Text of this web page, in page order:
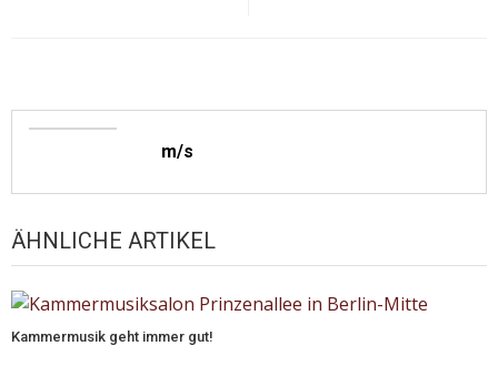
m/s
ÄHNLICHE ARTIKEL
Kammermusik geht immer gut!